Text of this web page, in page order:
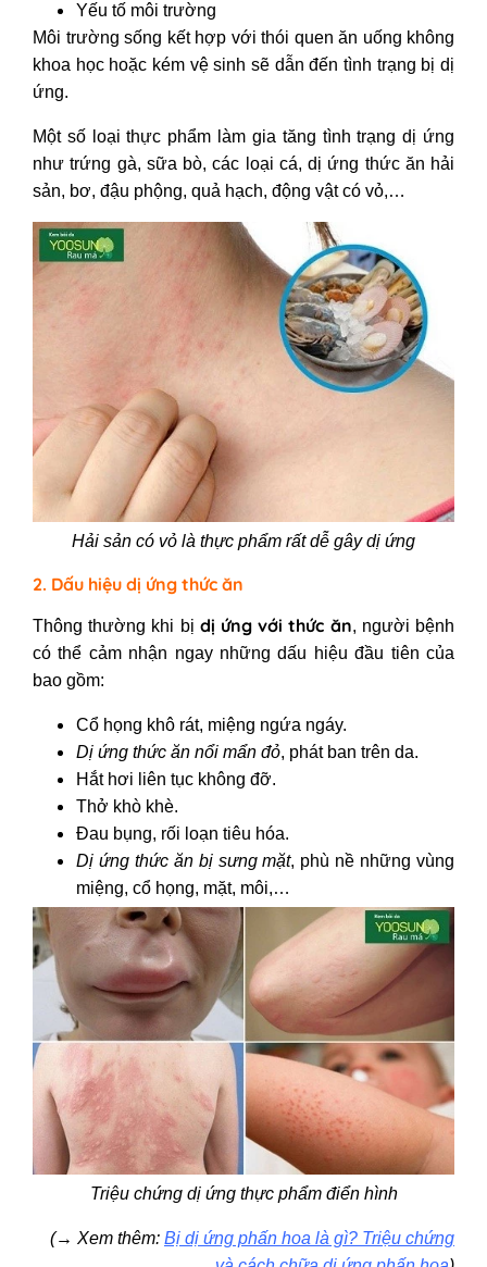
Yếu tố môi trường
Môi trường sống kết hợp với thói quen ăn uống không
khoa học hoặc kém vệ sinh sẽ dẫn đến tình trạng bị dị
ứng.
Một số loại thực phẩm làm gia tăng tình trạng dị ứng
như trứng gà, sữa bò, các loại cá, dị ứng thức ăn hải
sản, bơ, đậu phộng, quả hạch, động vật có vỏ,…
Hải sản có vỏ là thực phẩm rất dễ gây dị ứng
2. Dấu hiệu dị ứng thức ăn
Thông thường khi bị dị ứng với thức ăn, người bệnh
có thể cảm nhận ngay những dấu hiệu đầu tiên của
bao gồm:
Cổ họng khô rát, miệng ngứa ngáy.
Dị ứng thức ăn nổi mẩn đỏ, phát ban trên da.
Hắt hơi liên tục không đỡ.
Thở khò khè.
Đau bụng, rối loạn tiêu hóa.
Dị ứng thức ăn bị sưng mặt, phù nề những vùng
miệng, cổ họng, mặt, môi,…
Triệu chứng dị ứng thực phẩm điển hình
(→ Xem thêm: Bị dị ứng phấn hoa là gì? Triệu chứng